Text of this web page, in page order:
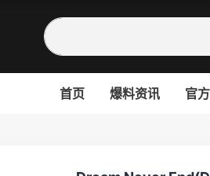
首页 爆料资讯 官